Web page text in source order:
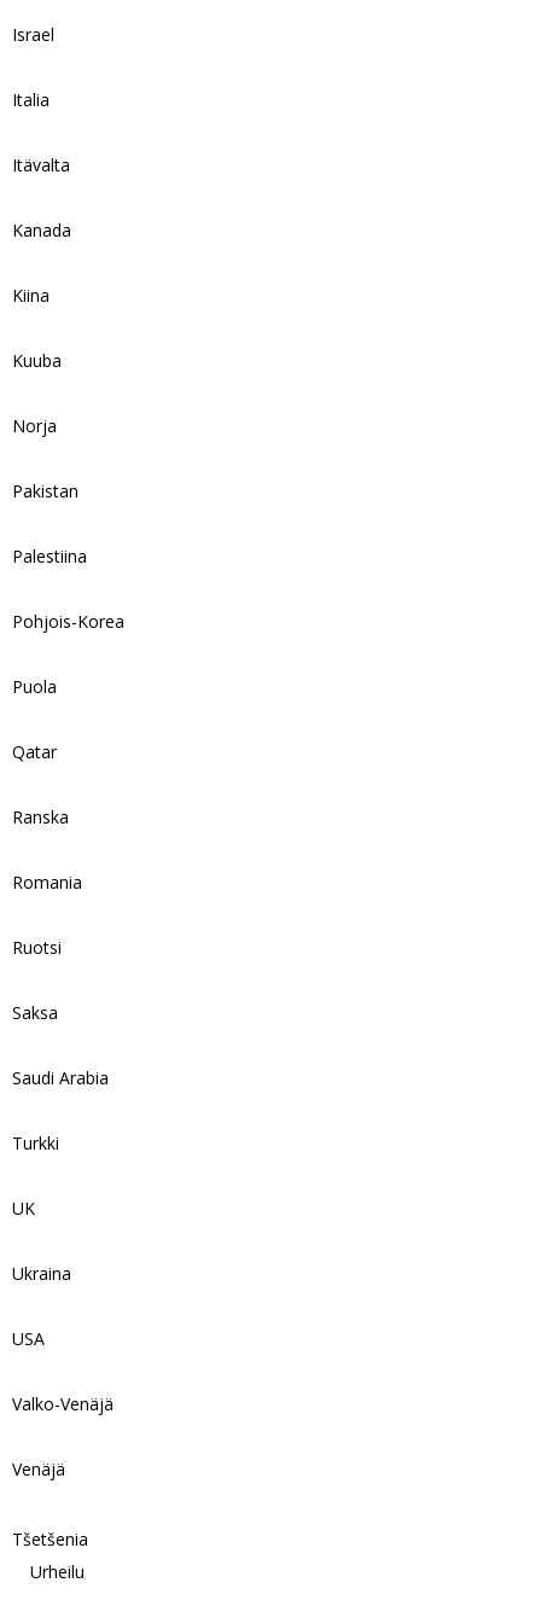
Israel
Italia
Itävalta
Kanada
Kiina
Kuuba
Norja
Pakistan
Palestiina
Pohjois-Korea
Puola
Qatar
Ranska
Romania
Ruotsi
Saksa
Saudi Arabia
Turkki
UK
Ukraina
USA
Valko-Venäjä
Venäjä
Tšetšenia
Urheilu